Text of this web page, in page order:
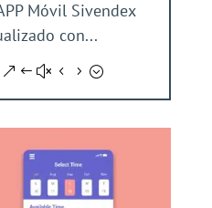
Móvil Sivendex
con...